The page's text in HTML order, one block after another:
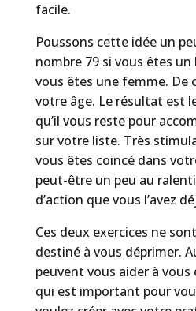
facile.
Poussons cette idée un
nombre 79 si vous êtes
vous êtes une femme. De
votre âge. Le résultat est
qu’il vous reste pour
sur votre liste. Très
vous êtes coincé dans
peut-être un peu au
d’action que vous l’avez
Ces deux exercices ne
destiné à vous déprimer.
peuvent vous aider à
qui est important pour